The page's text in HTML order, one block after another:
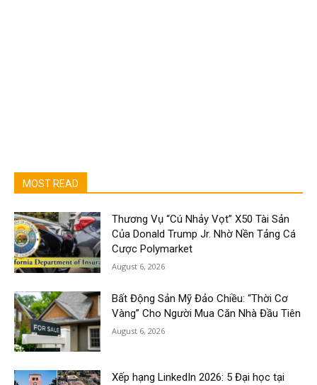
MOST READ
Thương Vụ “Cú Nhảy Vọt” X50 Tài Sản
Của Donald Trump Jr. Nhờ Nền Tảng Cá
Cược Polymarket
August 6, 2026
Bất Động Sản Mỹ Đảo Chiều: “Thời Cơ
Vàng” Cho Người Mua Căn Nhà Đầu Tiên
August 6, 2026
Xếp hạng LinkedIn 2026: 5 Đại học tại